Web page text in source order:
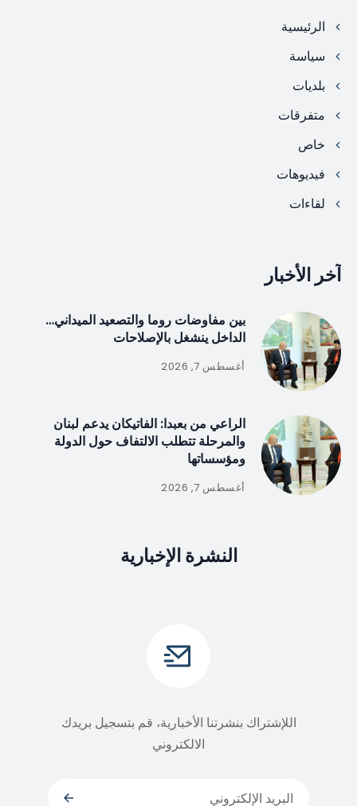
الرئيسية
سياسة
بلديات
متفرقات
خاص
فيديوهات
لقاءات
آخر الأخبار
بين مفاوضات روما والتصعيد الميداني…
الداخل ينشغل بالإصلاحات
أغسطس 7, 2026
الراعي من بعبدا: الفاتيكان يدعم لبنان
والمرحلة تتطلب الالتفاف حول الدولة
ومؤسساتها
أغسطس 7, 2026
النشرة الإخبارية
اللإشتراك بنشرتنا الأخبارية، قم بتسجيل بريدك
الالكتروني